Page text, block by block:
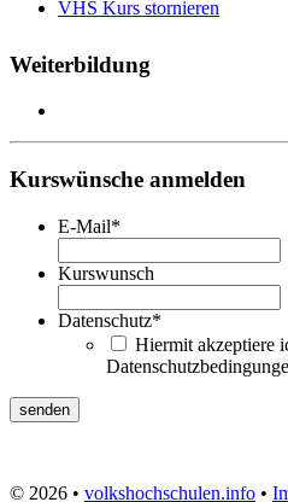
VHS Kurs stornieren
Weiterbildung
Kurswünsche anmelden
E-Mail*
Kurswunsch
Datenschutz*
Hiermit akzeptiere
© 2026 • volkshochschulen.info •